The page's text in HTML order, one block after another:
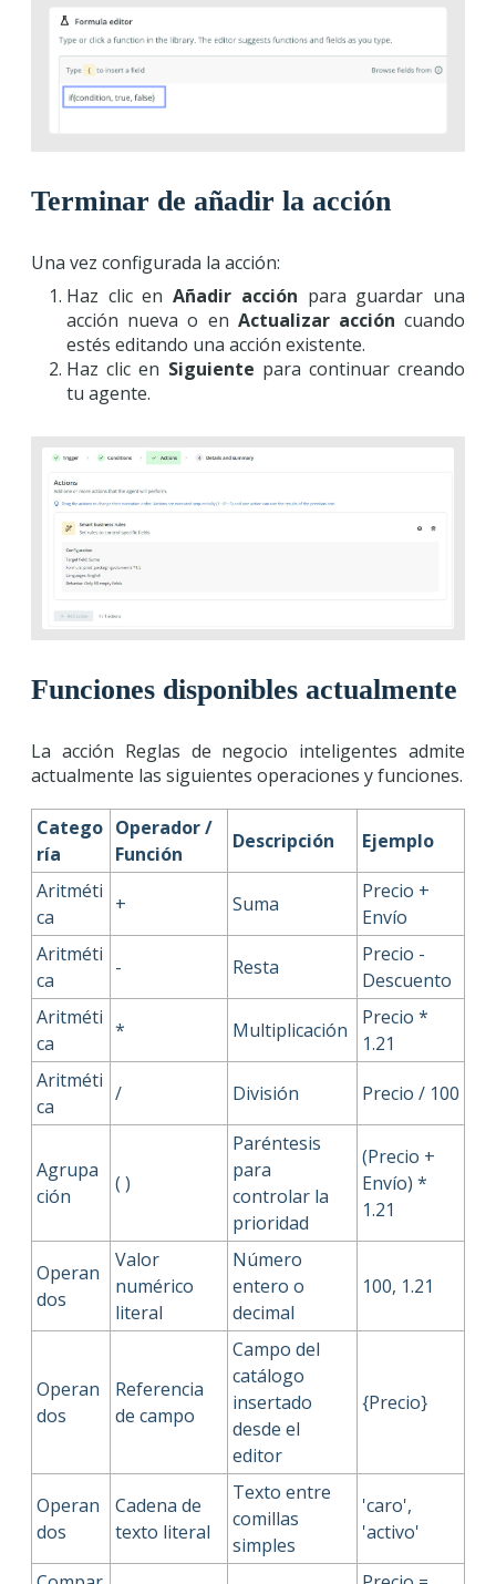
Terminar de añadir la acción
Una vez configurada la acción:
Haz clic enAñadir acción para guardar una
acción nueva o en Actualizar acción cuando
estés editando una acción existente.
Haz clic en Siguiente para continuar creando
tu agente.
Funciones disponibles actualmente
La acción Reglas de negocio inteligentes admite
actualmente las siguientes operaciones y funciones.
Catego
ría
Operador /
Función
Descripción Ejemplo
Aritméti
ca
+ Suma
Precio +
Envío
Aritméti
ca
- Resta
Precio -
Descuento
Aritméti
ca
* Multiplicación
Precio *
1.21
Aritméti
ca
/ División Precio / 100
Agrupa
ción
( )
Paréntesis
para
controlar la
prioridad
(Precio +
Envío) *
1.21
Operan
dos
Valor
numérico
literal
Número
entero o
decimal
100, 1.21
Operan
dos
Referencia
de campo
Campo del
catálogo
insertado
desde el
editor
{Precio}
Operan
dos
Cadena de
texto literal
Texto entre
comillas
simples
'caro',
'activo'